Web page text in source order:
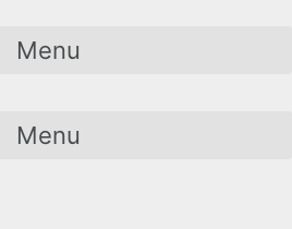
Menu
Menu